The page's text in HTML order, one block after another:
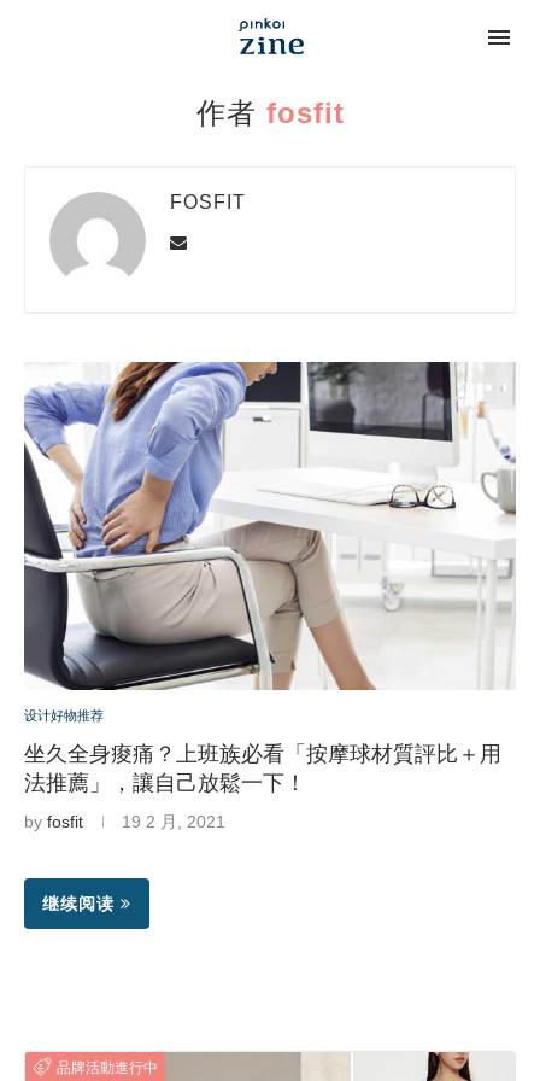
作者 fosfit
FOSFIT
设计好物推荐
坐久全身痠痛？上班族必看「按摩球材質評比＋用
法推薦」，讓自己放鬆一下！
by fosfit 19 2 月, 2021
继续阅读